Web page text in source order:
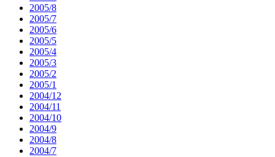
2005/8
2005/7
2005/6
2005/5
2005/4
2005/3
2005/2
2005/1
2004/12
2004/11
2004/10
2004/9
2004/8
2004/7